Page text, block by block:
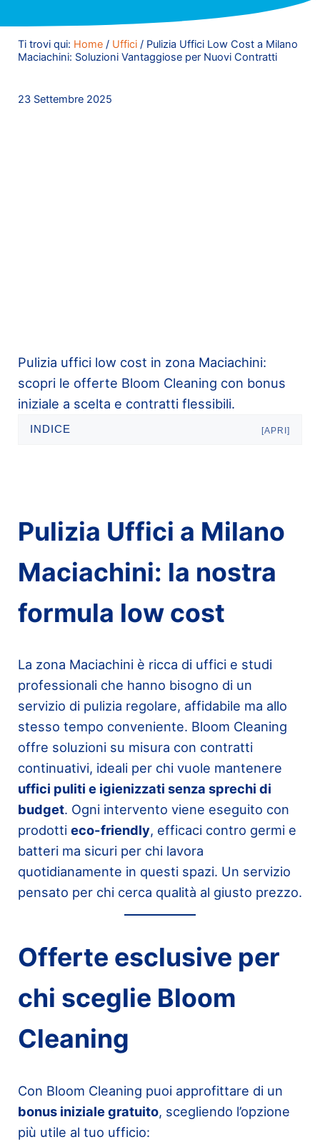
Ti trovi qui: Home / Uffici /Pulizia Uffici Low Cost a Milano
Maciachini: Soluzioni Vantaggiose per Nuovi Contratti
23 Settembre 2025
Pulizia uffici low cost in zona Maciachini:
scopri le offerte Bloom Cleaning con bonus
iniziale a scelta e contratti flessibili.
INDICE [APRI]
Pulizia Uffici a Milano
Maciachini: la nostra
formula low cost
La zona Maciachini è ricca di uffici e studi
professionali che hanno bisogno di un
servizio di pulizia regolare, affidabile ma allo
stesso tempo conveniente. Bloom Cleaning
offre soluzioni su misura con contratti
continuativi, ideali per chi vuole mantenere
uffici puliti e igienizzati senza sprechi di
budget. Ogni intervento viene eseguito con
prodotti eco-friendly, efficaci contro germi e
batteri ma sicuri per chi lavora
quotidianamente in questi spazi. Un servizio
pensato per chi cerca qualità al giusto prezzo.
Offerte esclusive per
chi sceglie Bloom
Cleaning
Con Bloom Cleaning puoi approfittare di un
bonus iniziale gratuito, scegliendo l’opzione
più utile al tuo ufficio: